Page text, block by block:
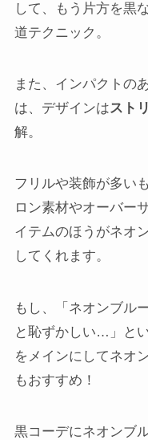
して、もう片方を黒
道テクニック。
また、インパクトの
は、デザインはスト
解。
フリルや装飾が多い
ロン素材やオーバー
イテムのほうがネオ
してくれます。
もし、「ネオンブル
と恥ずかしい…」と
をメインにしてネオ
もおすすめ！
黒コーデにネオンブ